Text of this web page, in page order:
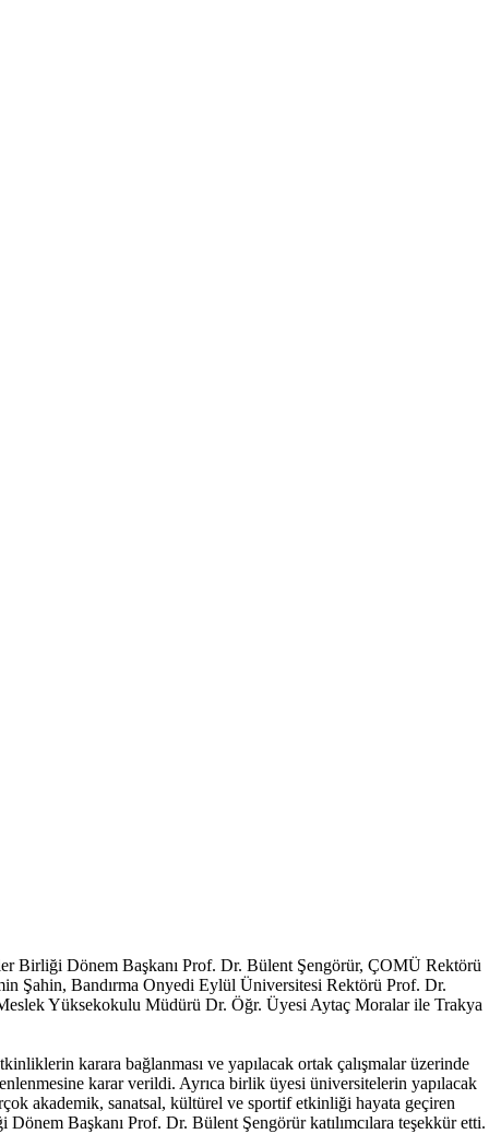
Birliği Dönem Başkanı Prof. Dr. Bülent Şengörür, ÇOMÜ Rektörü
Şahin, Bandırma Onyedi Eylül Üniversitesi Rektörü Prof. Dr.
Yüksekokulu Müdürü Dr. Öğr. Üyesi Aytaç Moralar ile Trakya
karara bağlanması ve yapılacak ortak çalışmalar üzerinde
karar verildi. Ayrıca birlik üyesi üniversitelerin yapılacak
akademik, sanatsal, kültürel ve sportif etkinliği hayata geçiren
Başkanı Prof. Dr. Bülent Şengörür katılımcılara teşekkür etti.